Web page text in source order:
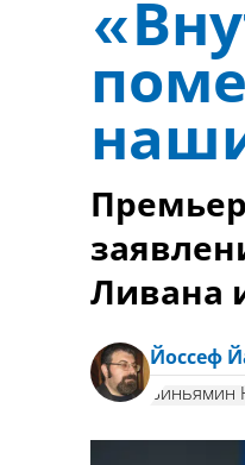
Ливана
Йоссеф
Биньямин